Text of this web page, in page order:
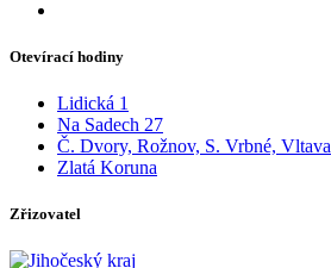
Otevírací hodiny
Lidická 1
Na Sadech 27
Č. Dvory, Rožnov, S. Vrbné, Vltava
Zlatá Koruna
Zřizovatel